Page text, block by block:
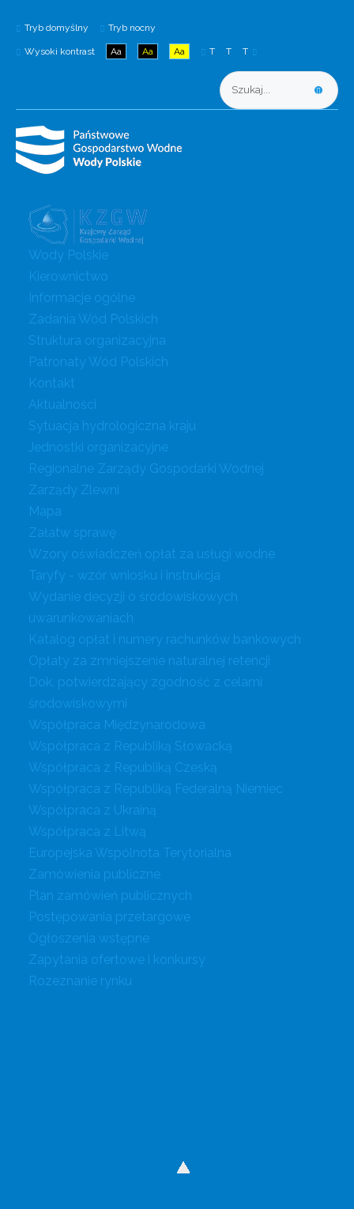
Tryb domyślny Tryb nocny
Wysoki kontrast Aa Aa Aa T T T
Wody Polskie
Kierownictwo
Informacje ogólne
Zadania Wód Polskich
Struktura organizacyjna
Patronaty Wód Polskich
Kontakt
Aktualności
Sytuacja hydrologiczna kraju
Jednostki organizacyjne
Regionalne Zarządy Gospodarki Wodnej
Zarządy Zlewni
Mapa
Załatw sprawę
Wzory oświadczeń opłat za usługi wodne
Taryfy - wzór wniosku i instrukcja
Wydanie decyzji o środowiskowych
uwarunkowaniach
Katalog opłat i numery rachunków bankowych
Opłaty za zmniejszenie naturalnej retencji
Dok. potwierdzający zgodność z celami
środowiskowymi
Współpraca Międzynarodowa
Współpraca z Republiką Słowacką
Współpraca z Republiką Czeską
Współpraca z Republiką Federalną Niemiec
Współpraca z Ukrainą
Współpraca z Litwą
Europejska Wspólnota Terytorialna
Zamówienia publiczne
Plan zamówień publicznych
Postępowania przetargowe
Ogłoszenia wstępne
Zapytania ofertowe i konkursy
Rozeznanie rynku